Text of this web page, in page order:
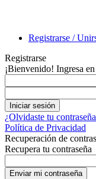
Registrarse /
Registrarse
¡Bienvenido! Ingresa
¿Olvidaste tu
Política de Privacidad
Recuperación de
Recupera tu contraseña